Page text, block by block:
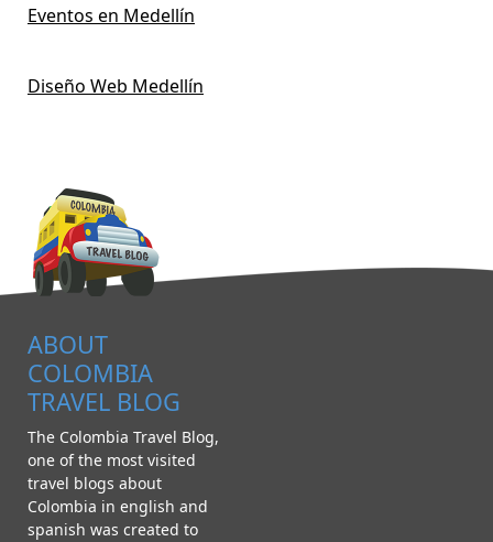
Eventos en Medellín
Diseño Web Medellín
ABOUT
COLOMBIA
TRAVEL BLOG
The Colombia Travel Blog,
one of the most visited
travel blogs about
Colombia in english and
spanish was created to